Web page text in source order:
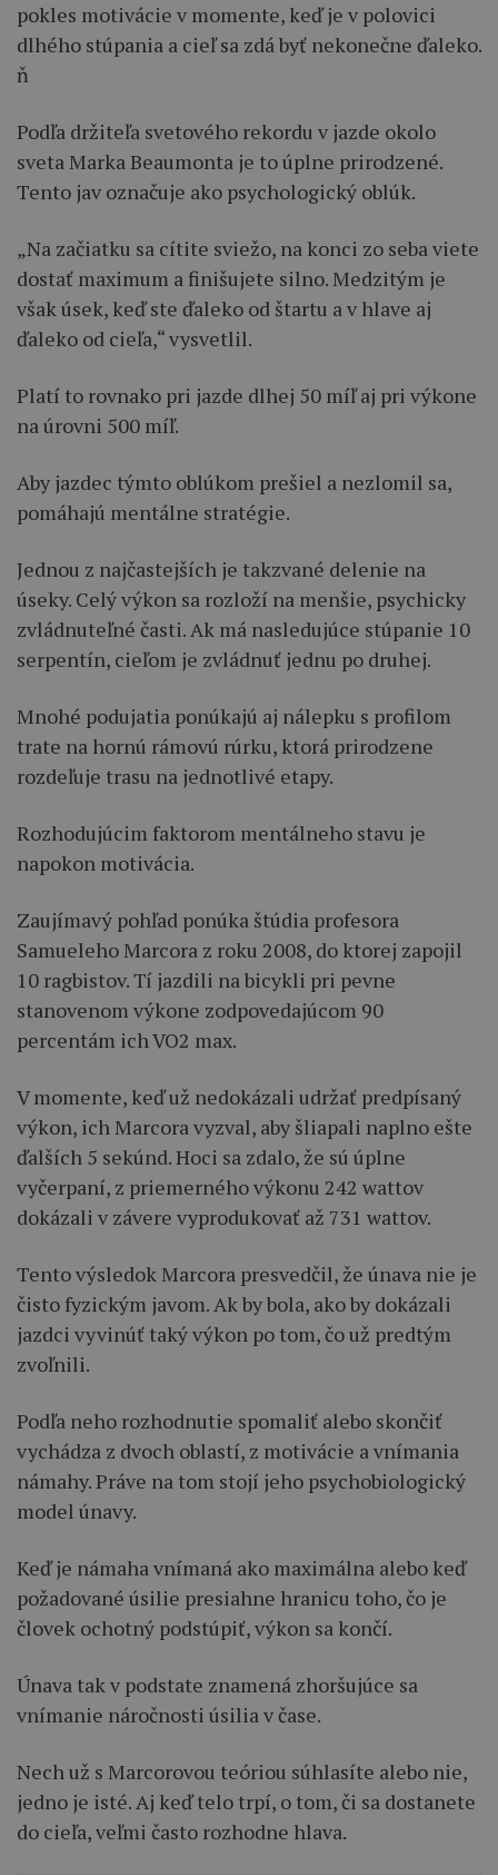
pokles motivácie v momente, keď je v polovici
dlhého stúpania a cieľ sa zdá byť nekonečne ďaleko.
ň
Podľa držiteľa svetového rekordu v jazde okolo
sveta Marka Beaumonta je to úplne prirodzené.
Tento jav označuje ako psychologický oblúk.
„Na začiatku sa cítite sviežo, na konci zo seba viete
dostať maximum a finišujete silno. Medzitým je
však úsek, keď ste ďaleko od štartu a v hlave aj
ďaleko od cieľa,“ vysvetlil.
Platí to rovnako pri jazde dlhej 50 míľ aj pri výkone
na úrovni 500 míľ.
Aby jazdec týmto oblúkom prešiel a nezlomil sa,
pomáhajú mentálne stratégie.
Jednou z najčastejších je takzvané delenie na
úseky. Celý výkon sa rozloží na menšie, psychicky
zvládnuteľné časti. Ak má nasledujúce stúpanie 10
serpentín, cieľom je zvládnuť jednu po druhej.
Mnohé podujatia ponúkajú aj nálepku s profilom
trate na hornú rámovú rúrku, ktorá prirodzene
rozdeľuje trasu na jednotlivé etapy.
Rozhodujúcim faktorom mentálneho stavu je
napokon motivácia.
Zaujímavý pohľad ponúka štúdia profesora
Samueleho Marcora z roku 2008, do ktorej zapojil
10 ragbistov. Tí jazdili na bicykli pri pevne
stanovenom výkone zodpovedajúcom 90
percentám ich VO2 max.
V momente, keď už nedokázali udržať predpísaný
výkon, ich Marcora vyzval, aby šliapali naplno ešte
ďalších 5 sekúnd. Hoci sa zdalo, že sú úplne
vyčerpaní, z priemerného výkonu 242 wattov
dokázali v závere vyprodukovať až 731 wattov.
Tento výsledok Marcora presvedčil, že únava nie je
čisto fyzickým javom. Ak by bola, ako by dokázali
jazdci vyvinúť taký výkon po tom, čo už predtým
zvoľnili.
Podľa neho rozhodnutie spomaliť alebo skončiť
vychádza z dvoch oblastí, z motivácie a vnímania
námahy. Práve na tom stojí jeho psychobiologický
model únavy.
Keď je námaha vnímaná ako maximálna alebo keď
požadované úsilie presiahne hranicu toho, čo je
človek ochotný podstúpiť, výkon sa končí.
Únava tak v podstate znamená zhoršujúce sa
vnímanie náročnosti úsilia v čase.
Nech už s Marcorovou teóriou súhlasíte alebo nie,
jedno je isté. Aj keď telo trpí, o tom, či sa dostanete
do cieľa, veľmi často rozhodne hlava.